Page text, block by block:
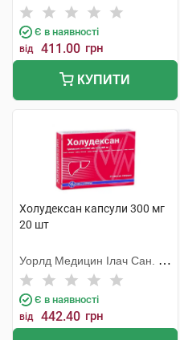
Є в наявності
від 411.00 грн
КУПИТИ
Холудексан капсули 300 мг
20 шт
Уорлд Медицин Ілач Сан. Ве
Тідж
Є в наявності
від 442.40 грн